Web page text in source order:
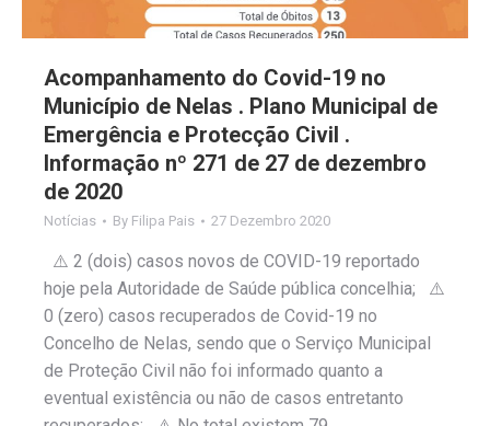
Acompanhamento do Covid-19 no
Município de Nelas . Plano Municipal de
Emergência e Protecção Civil .
Informação nº 271 de 27 de dezembro
de 2020
Notícias By Filipa Pais 27 Dezembro 2020
⚠️ 2 (dois) casos novos de COVID-19 reportado
hoje pela Autoridade de Saúde pública concelhia; ⚠️
0 (zero) casos recuperados de Covid-19 no
Concelho de Nelas, sendo que o Serviço Municipal
de Proteção Civil não foi informado quanto a
eventual existência ou não de casos entretanto